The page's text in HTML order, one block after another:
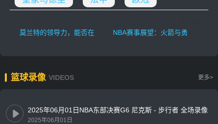
莫兰特的领导力，能否在NBA体育直播中更上一层楼？
NBA赛事展望：火箭与勇士未来30天赛事、IP、粉丝文化及网络评价深度剖析
篮球录像 VIDEOS 更多>
2025年06月01日NBA东部决赛G6 尼克斯 - 步行者 全场录像
2025年06月01日